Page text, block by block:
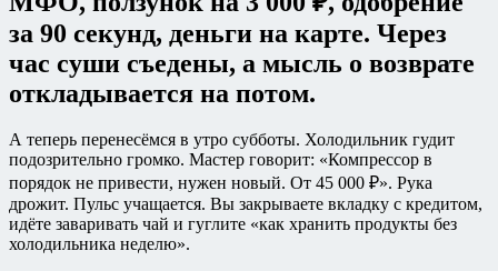
за 90 секунд, деньги на карте. Через
час суши съедены, а мысль о возврате
откладывается на потом.
А теперь перенесёмся в утро субботы. Холодильник гудит
подозрительно громко. Мастер говорит: «Компрессор в
порядок не привести, нужен новый. От 45 000 ₽». Рука
дрожит. Пульс учащается. Вы закрываете вкладку с кредитом,
идёте заваривать чай и гуглите «как хранить продукты без
холодильника неделю».